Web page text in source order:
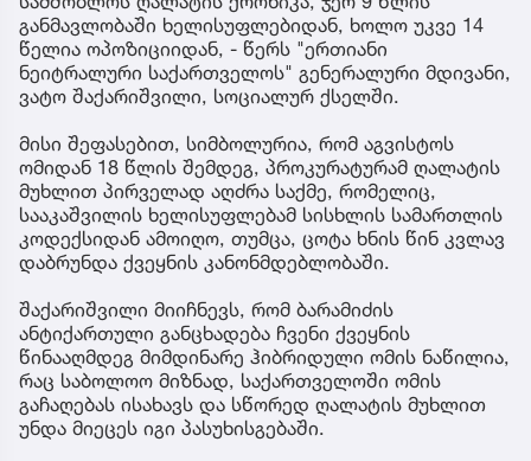
განმავლობაში ხელისუფლებიდან, ხოლო უკვე 14
წელია ოპოზიციიდან, - წერს "ერთიანი
ნეიტრალური საქართველოს" გენერალური მდივანი,
ვატო შაქარიშვილი, სოციალურ ქსელში.
მისი შეფასებით, სიმბოლურია, რომ აგვისტოს
ომიდან 18 წლის შემდეგ, პროკურატურამ ღალატის
მუხლით პირველად აღძრა საქმე, რომელიც,
სააკაშვილის ხელისუფლებამ სისხლის სამართლის
კოდექსიდან ამოიღო, თუმცა, ცოტა ხნის წინ კვლავ
დაბრუნდა ქვეყნის კანონმდებლობაში.
შაქარიშვილი მიიჩნევს, რომ ბარამიძის
ანტიქართული განცხადება ჩვენი ქვეყნის
წინააღმდეგ მიმდინარე ჰიბრიდული ომის ნაწილია,
რაც საბოლოო მიზნად, საქართველოში ომის
გაჩაღებას ისახავს და სწორედ ღალატის მუხლით
უნდა მიეცეს იგი პასუხისგებაში.